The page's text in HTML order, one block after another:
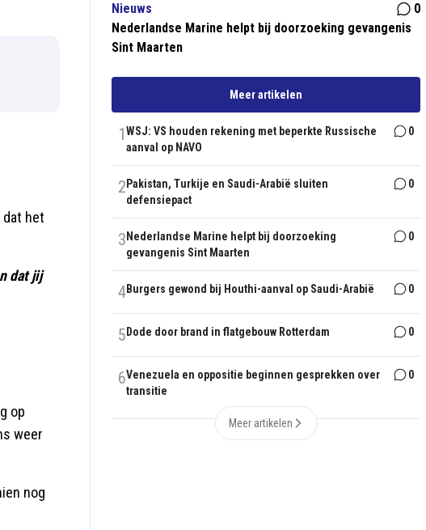
het
dat jij
op
weer
nog
Nieuws
0
Nederlandse Marine helpt bij doorzoeking gevangenis
Sint Maarten
Meer artikelen
1WSJ: VS houden rekening met beperkte Russische
aanval op NAVO
0
2 Pakistan, Turkije en Saudi-Arabië sluiten
defensiepact
0
3 Nederlandse Marine helpt bij doorzoeking
gevangenis Sint Maarten
0
4Burgers gewond bij Houthi-aanval op Saudi-Arabië 0
5 Dode door brand in flatgebouw Rotterdam 0
6Venezuela en oppositie beginnen gesprekken over
transitie
0
Meer artikelen